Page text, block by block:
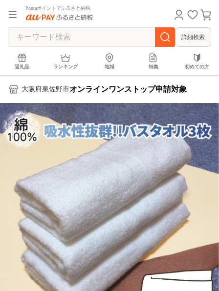
Pontaポイントでふるさと納税
詳細検索
返礼品 ランキング 地域 特集 初めての方
大阪府泉佐野市オンラインワンストップ申請対象